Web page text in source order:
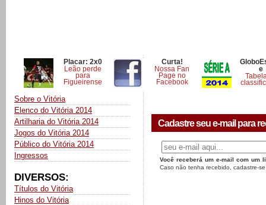
Placar: 2x0
Leão perde
para
Figueirense
Curta!
Nossa Fan
Page no
Facebook
e
Sobre o Vitória
Elenco do Vitória 2014
Artilharia do Vitória 2014
Jogos do Vitória 2014
Público do Vitória 2014
Ingressos
DIVERSOS:
Títulos do Vitória
Hinos do Vitória
Cadastre seu e-mail para
Você receberá um e-mail com um
Caso não tenha recebido, cadastre-